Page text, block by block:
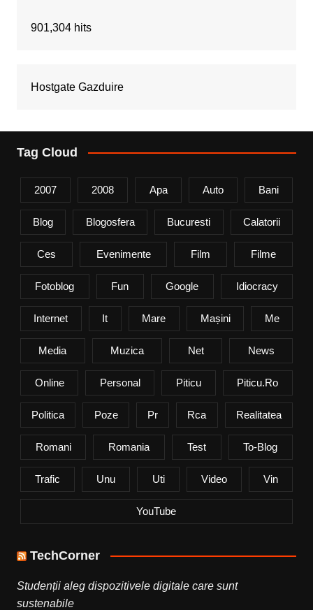
901,304 hits
Hostgate Gazduire
Tag Cloud
2007 2008 Apa Auto Bani
Blog Blogosfera Bucuresti Calatorii
Ces Evenimente Film Filme
Fotoblog Fun Google Idiocracy
Internet It Mare Mașini Me
Media Muzica Net News
Online Personal Piticu Piticu.ro
Politica Poze Pr Rca Realitatea
Romani Romania Test To-Blog
Trafic Unu Uti Video Vin
YouTube
TechCorner
Studenții aleg dispozitivele digitale care sunt
sustenabile